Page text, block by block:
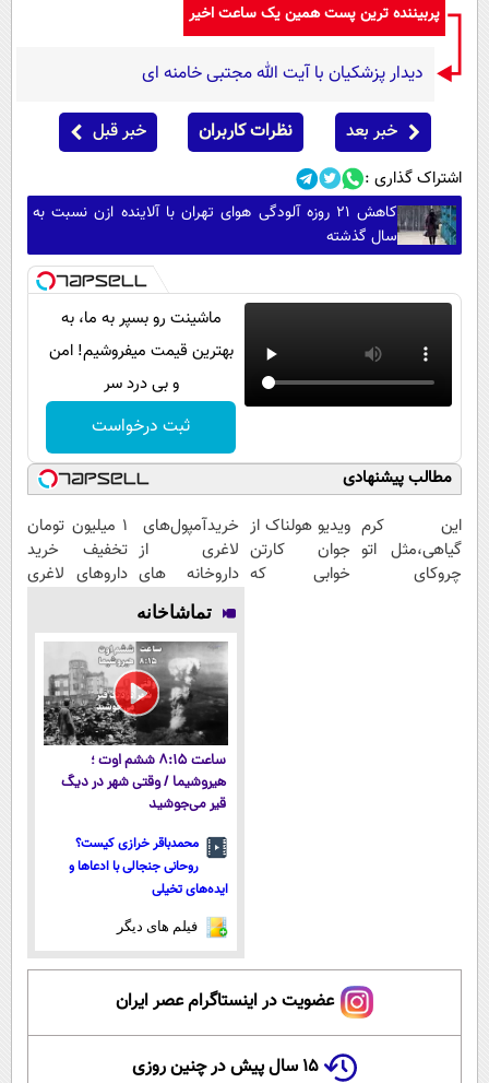
پربیننده ترین پست همین یک ساعت اخیر
دیدار پزشکیان با آیت الله مجتبی خامنه ای
خبر بعد نظرات کاربران خبر قبل
اشتراک گذاری :
کاهش ۲۱ روزه آلودگی هوای تهران با آلاینده ازن نسبت به
سال گذشته
ماشینت رو بسپر به ما، به
بهترین قیمت میفروشیم! امن
و بی درد سر
ثبت درخواست
مطالب پیشنهادی
این کرم
گیاهی،مثل اتو
چروکای
ویدیو هولناک از
جوان کارتن
خوابی که
خریدآمپول‌های
لاغری از
داروخانه های
اطرافت، ارسال
فوری همراه با
پک یخ!
1 میلیون تومان
تخفیف خرید
داروهای لاغری
یخ!
تماشاخانه
ساعت ۸:۱۵ ششم اوت ؛
هیروشیما / وقتی شهر در دیگ
قیر می‌جوشید
محمدباقر خرازی کیست؟
روحانی جنجالی با ادعاها و
ایده‌های تخیلی
فیلم های دیگر
عضویت در اینستاگرام عصر ایران
۱۵ سال پیش در چنین روزی